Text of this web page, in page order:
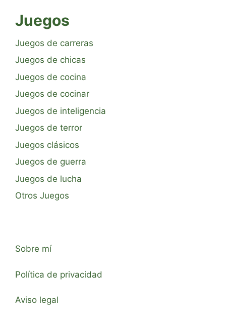
Juegos
Juegos de carreras
Juegos de chicas
Juegos de cocina
Juegos de cocinar
Juegos de inteligencia
Juegos de terror
Juegos clásicos
Juegos de guerra
Juegos de lucha
Otros Juegos
Sobre mí
Política de privacidad
Aviso legal